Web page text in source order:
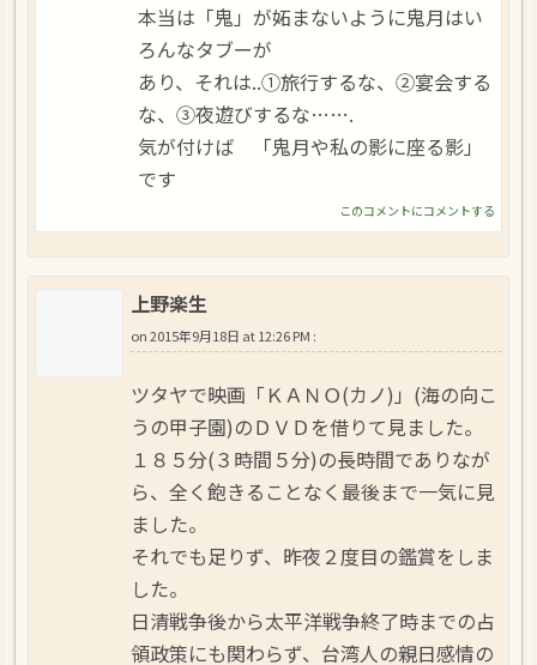
本当は「鬼」が妬まないように鬼月はい
ろんなタブーが
あり、それは..①旅行するな、②宴会する
な、③夜遊びするな…….
気が付けば 「鬼月や私の影に座る影」
です
このコメントにコメントする
上野楽生
on2015年9月18日 at 12:26 PM :
ツタヤで映画「ＫＡＮＯ(カノ)」(海の向こ
うの甲子園)のＤＶＤを借りて見ました。
１８５分(３時間５分)の長時間でありなが
ら、全く飽きることなく最後まで一気に見
ました。
それでも足りず、昨夜２度目の鑑賞をしま
した。
日清戦争後から太平洋戦争終了時までの占
領政策にも関わらず、台湾人の親日感情の